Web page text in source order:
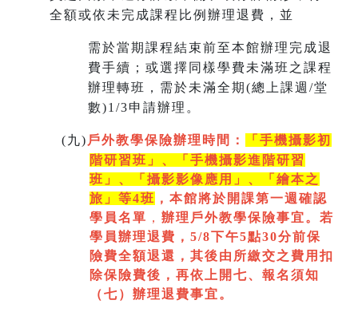
全額或依未完成課程比例辦理退費，並
需於當期課程結束前至本館辦理完成退
費手續；或選擇同樣學費未滿班之課程
辦理轉班，需於未滿全期(總上課週/堂
數)1/3申請辦理。
(九) 戶外教學保險辦理時間：
「手機攝影初
階研習班」、「手機攝影進階研習
班」、「 攝影影像應用」、「繪本之
旅」等4班 ，本館將於開課第一週 確認
學員名單 ， 辦理戶外教學保險事宜。若
學員辦理退費，5/8下午5點30分前保
險費全額退還，其後由所繳交之費用扣
除保險費後，再依上開七、 報名須知
（七）辦理退費事宜。